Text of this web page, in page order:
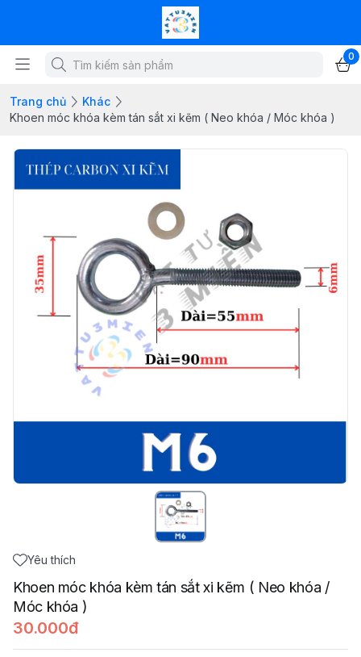
0
Trang chủ
Khác
Khoen móc khóa kèm tán sắt xi kẽm ( Neo khóa / Móc khóa )
Yêu thích
Khoen móc khóa kèm tán sắt xi kẽm ( Neo khóa /
Móc khóa )
30.000đ